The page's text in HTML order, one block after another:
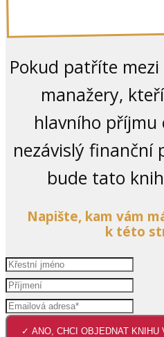
Pokud patříte
manažery,
hlavního
nezávislý finanční
bude tato
Napište, kam vám
k této
✓ ANO, CHCI OBJEDNAT KNIHU